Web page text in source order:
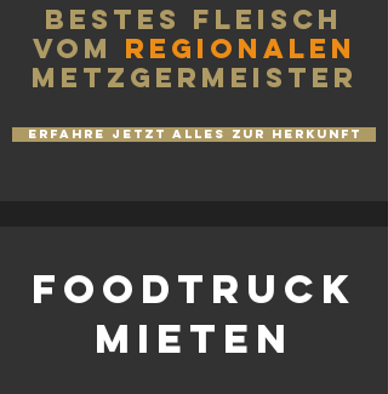
Bestes Fleisch
vom regionalen
Metzgermeister
ERFAHRE JETZT ALLES ZUR HERKUNFT
Foodtruck
mieten